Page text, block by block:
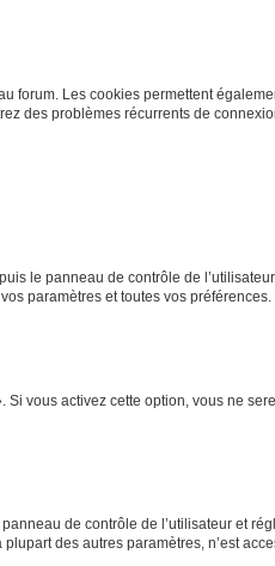
forum. Les cookies permettent
des problèmes récurrents de
le panneau de contrôle de
paramètres et toutes vos préférences.
vous activez cette option, vous ne
de contrôle de l’utilisateur et
des autres paramètres, n’est